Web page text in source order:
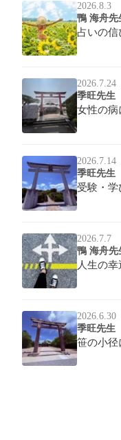
2026.8.3
鴨 海舟先
占いの信
2026.7.24
季旺先生
女性の病
2026.7.14
季旺先生
受験・学
2026.7.7
鴨 海舟先
人生の
2026.6.30
季旺先生
笹の小径